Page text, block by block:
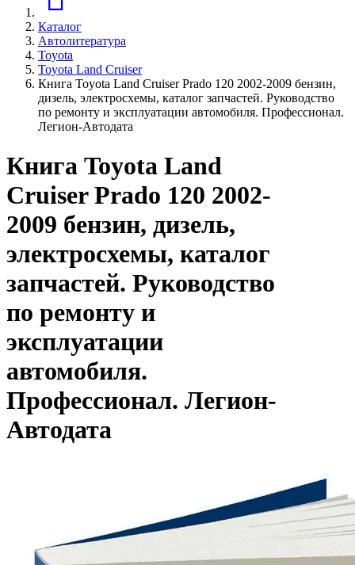
Каталог
Автолитература
Toyota
Toyota Land Cruiser
Книга Toyota Land Cruiser Prado 120 2002-2009 бензин,
дизель, электросхемы, каталог запчастей. Руководство
по ремонту и эксплуатации автомобиля. Профессионал.
Легион-Aвтодата
Книга Toyota Land
Cruiser Prado 120 2002-
2009 бензин, дизель,
электросхемы, каталог
запчастей. Руководство
по ремонту и
эксплуатации
автомобиля.
Профессионал. Легион-
Aвтодата